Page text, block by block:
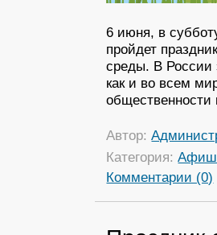
6 июня, в
пройдет
среды. В России
как и во всем
Автор:
Категория:
Комментарии (0)